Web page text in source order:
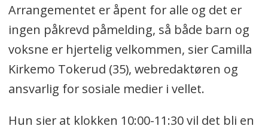
Arrangementet er åpent for alle og det er
ingen påkrevd påmelding, så både barn og
voksne er hjertelig velkommen, sier Camilla
Kirkemo Tokerud (35), webredaktøren og
ansvarlig for sosiale medier i vellet.
Hun sier at klokken 10:00-11:30 vil det bli en